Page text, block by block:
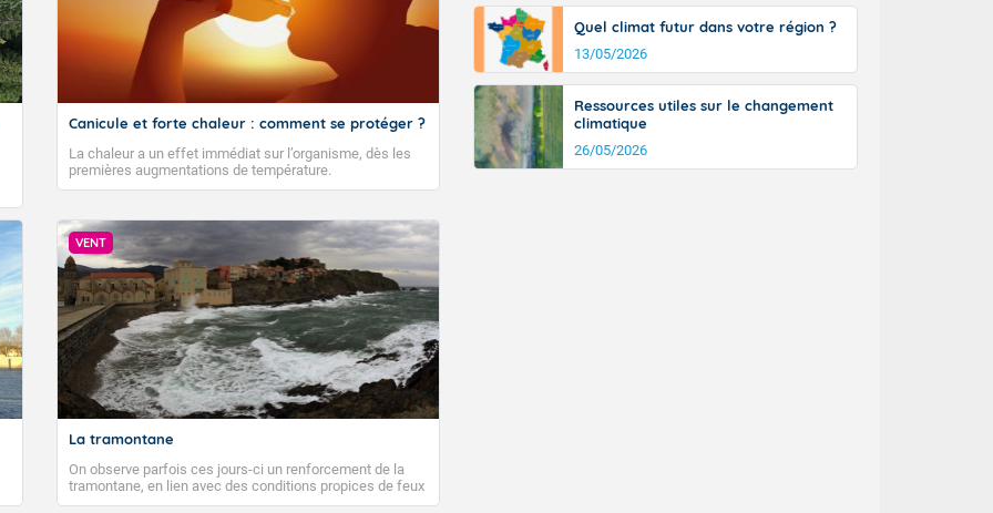
Canicule et forte chaleur : comment se protéger ?
La chaleur a un effet immédiat sur l’organisme, dès les
premières augmentations de température.
VENT
La tramontane
On observe parfois ces jours-ci un renforcement de la
tramontane, en lien avec des conditions propices de feux
de forêt. Mais qu'est-ce que la tramontane ? Quelles sont
Quel climat futur dans votre région ?
13/05/2026
Ressources utiles sur le changement
climatique
26/05/2026